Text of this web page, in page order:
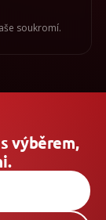
soukromí.
výběrem,